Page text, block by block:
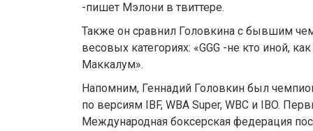
-пишет Мэлони в твиттере.
Также он сравнил Головкина с бывшим
весовых категориях: «GGG -не кто иной,
Маккалум».
Напомним, Геннадий Головкин был
по версиям IBF, WBA Super, WBC и IBO.
Международная боксерская федерация